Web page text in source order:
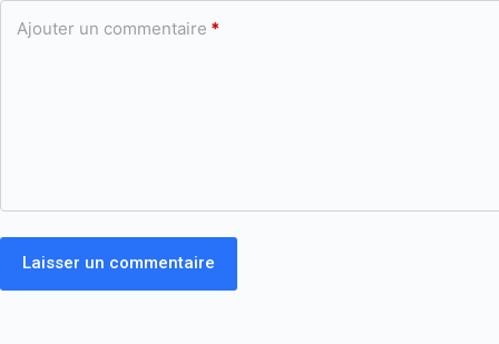
Ajouter un commentaire *
Laisser un commentaire